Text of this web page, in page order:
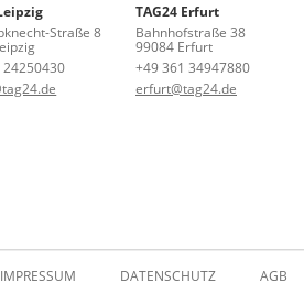
Straße 8
24250430
TAG24 Erfurt
Bahnhofstraße 38
99084 Erfurt
+49 361 34947880
erfurt@tag24.de
IMPRESSUM DATENSCHUTZ AGB